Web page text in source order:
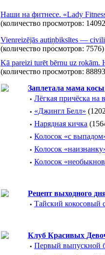
Наши на фитнесе. «Lady
(количество просмотров:
Vienreizējās autiņbiksītes —
(количество просмотров: 7576)
Kā pareizi turēt bērnu uz rokām.
(количество просмотров:
Заплетала мама косы
· Лёгкая причёска на
· «Джингл Белл»
· Нарядная кичка
· Колосок «с
· Колосок
· Колосок
Рецепт выходного
· Тайский кокосовый
Клуб Красивых
· Первый выпускной